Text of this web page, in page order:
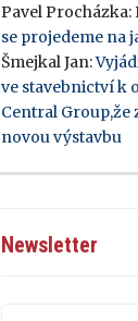
Pavel Procházka:
se projedeme na
Šmejkal Jan:
ve stavebnictví k
Central Group,že
novou výstavbu
Newsletter